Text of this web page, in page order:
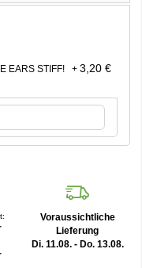
EARS STIFF! + 3,20 €
Voraussichtliche
Lieferung
Di. 11.08. - Do. 13.08.